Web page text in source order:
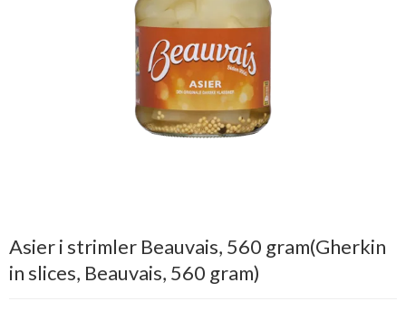
Asier i strimler Beauvais, 560 gram(Gherkin
in slices, Beauvais, 560 gram)